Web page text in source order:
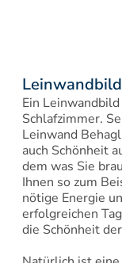
Ein
Schlafzimmer.
Leinwand
auch Schönheit
dem was Sie
Ihnen so zum
nötige Energie
erfolgreichen
die Schönheit